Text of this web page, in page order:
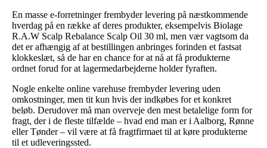
En masse e-forretninger frembyder levering på næstkommende
hverdag på en række af deres produkter, eksempelvis Biolage
R.A.W Scalp Rebalance Scalp Oil 30 ml, men vær vagtsom da
det er afhængig af at bestillingen anbringes forinden et fastsat
klokkeslæt, så de har en chance for at nå at få produkterne
ordnet forud for at lagermedarbejderne holder fyraften.
Nogle enkelte online varehuse frembyder levering uden
omkostninger, men tit kun hvis der indkøbes for et konkret
beløb. Derudover må man overveje den mest betalelige form for
fragt, der i de fleste tilfælde – hvad end man er i Aalborg, Rønne
eller Tønder – vil være at få fragtfirmaet til at køre produkterne
til et udleveringssted.